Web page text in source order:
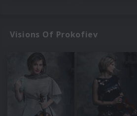
Visions Of Prokofiev